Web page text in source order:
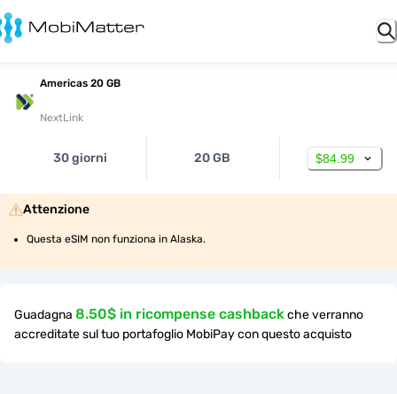
Americas 20 GB
NextLink
30 giorni 20 GB $84.99
Attenzione
Questa eSIM non funziona in Alaska.
Guadagna 8.50$ in ricompense cashbackche verranno
accreditate sul tuo portafoglio MobiPay con questo acquisto